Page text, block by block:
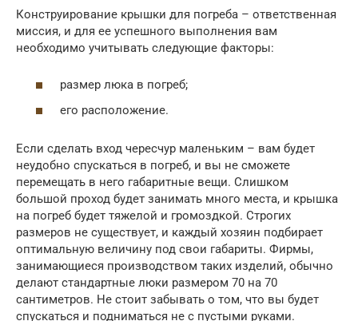
Конструирование крышки для погреба – ответственная
миссия, и для ее успешного выполнения вам
необходимо учитывать следующие факторы:
размер люка в погреб;
его расположение.
Если сделать вход чересчур маленьким – вам будет
неудобно спускаться в погреб, и вы не сможете
перемещать в него габаритные вещи. Слишком
большой проход будет занимать много места, и крышка
на погреб будет тяжелой и громоздкой. Строгих
размеров не существует, и каждый хозяин подбирает
оптимальную величину под свои габариты. Фирмы,
занимающиеся производством таких изделий, обычно
делают стандартные люки размером 70 на 70
сантиметров. Не стоит забывать о том, что вы будет
спускаться и подниматься не с пустыми руками.